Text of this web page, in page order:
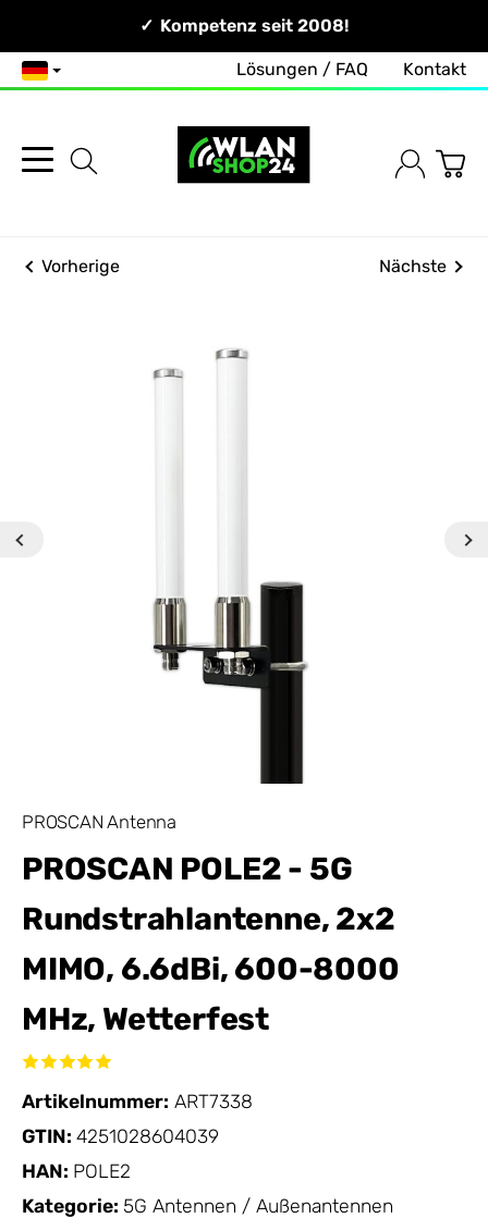
Persönlich & Erreichbar!Kompetenz seit 2008!
Deutsch Lösungen / FAQ Kontakt
Vorherige Nächste
PROSCAN Antenna
PROSCAN POLE2 - 5G
Rundstrahlantenne, 2x2
MIMO, 6.6dBi, 600-8000
MHz, Wetterfest
Artikelnummer: ART7338
GTIN: 4251028604039
HAN: POLE2
Kategorie: 5G Antennen / Außenantennen